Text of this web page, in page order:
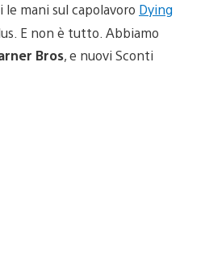
mani sul capolavoro Dying
E non è tutto. Abbiamo
Bros, e nuovi Sconti